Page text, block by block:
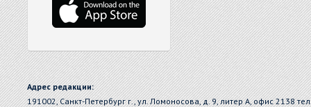
Адрес редакции:
191002, Санкт-Петербург г., ул. Ломоносова, д. 9, литер А, офис 2138